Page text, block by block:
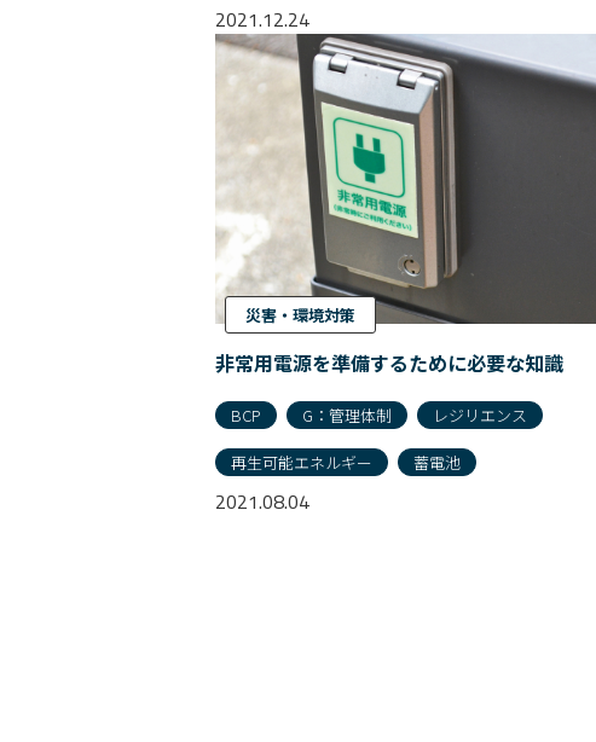
2021.12.24
災害・環境対策
非常用電源を準備するために必要な知識
BCP G：管理体制 レジリエンス
再生可能エネルギー 蓄電池
2021.08.04